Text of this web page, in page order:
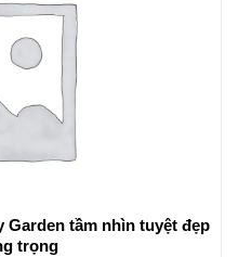
Garden tầm nhìn tuyệt đẹp
trọng